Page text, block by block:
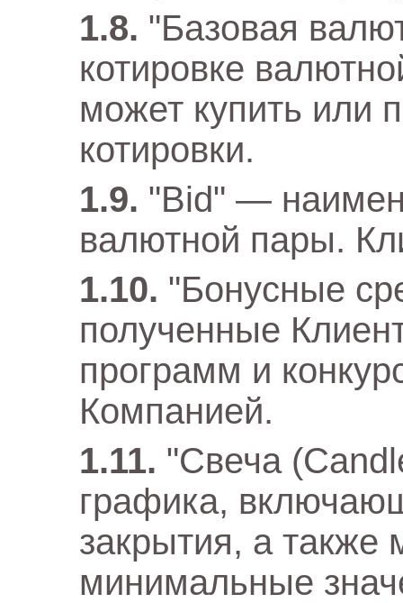
"Базовая
котировке
может купить или
котировки.
"Bid" —
валютной пары.
"Бонусные
полученные
программ и
Компанией.
"Свеча
графика,
закрытия, а также
минимальные